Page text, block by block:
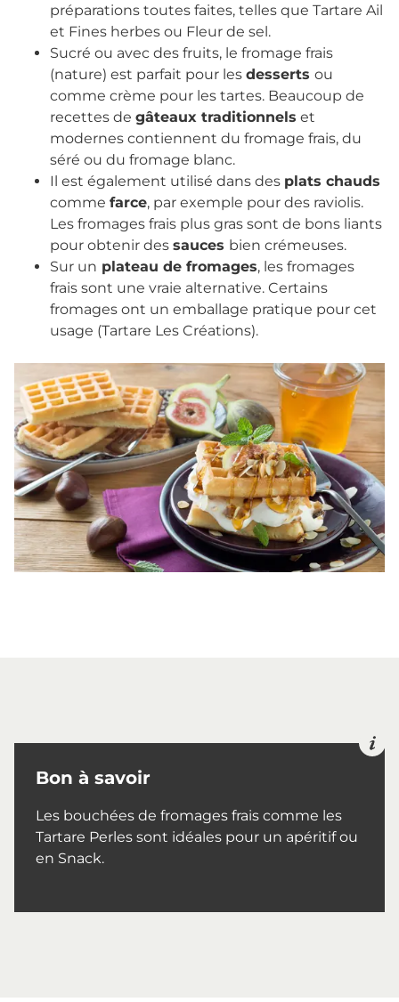
préparations toutes faites, telles que Tartare Ail
et Fines herbes ou Fleur de sel.
Sucré ou avec des fruits, le fromage frais
(nature) est parfait pour les desserts ou
comme crème pour les tartes. Beaucoup de
recettes de gâteaux traditionnels et
modernes contiennent du fromage frais, du
séré ou du fromage blanc.
Il est également utilisé dans des plats chauds
comme farce, par exemple pour des raviolis.
Les fromages frais plus gras sont de bons liants
pour obtenir des sauces bien crémeuses.
Sur un plateau de fromages, les fromages
frais sont une vraie alternative. Certains
fromages ont un emballage pratique pour cet
usage (Tartare Les Créations).
Bon à savoir
Les bouchées de fromages frais comme les
Tartare Perles sont idéales pour un apéritif ou
en Snack.